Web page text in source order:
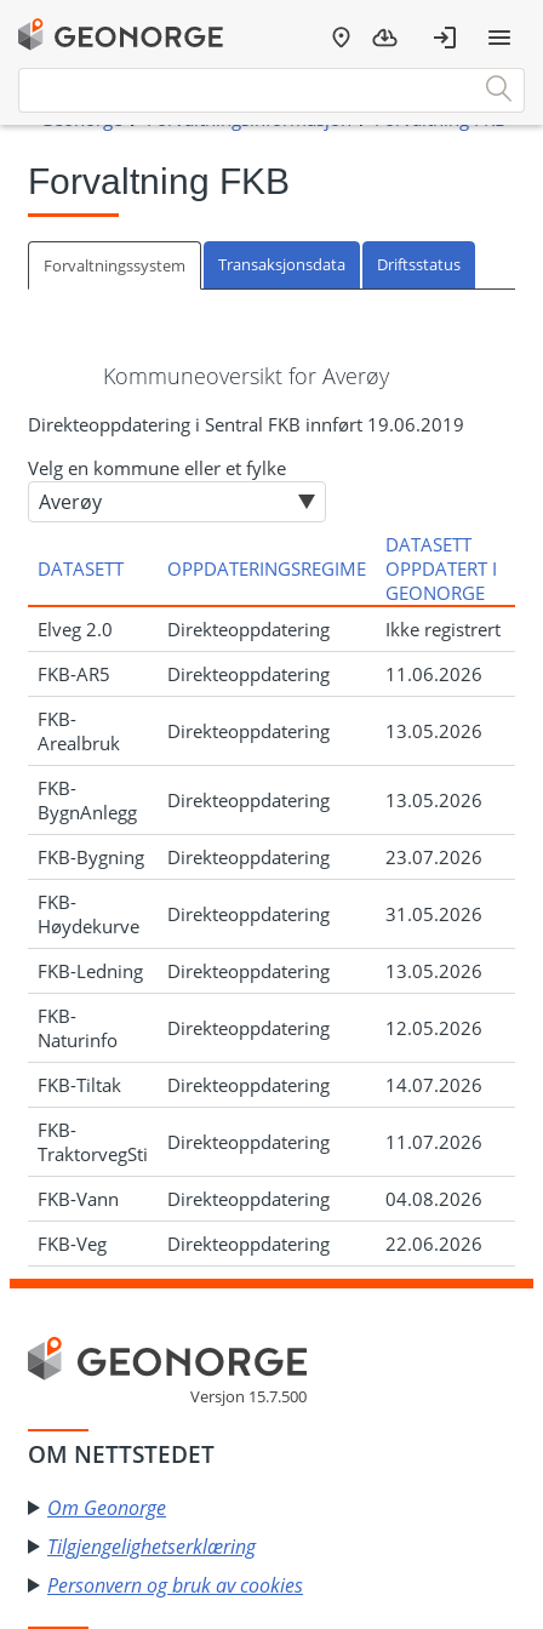
Forvaltning FKB
Forvaltningssystem Transaksjonsdata Driftsstatus
Kommuneoversikt for Averøy
Direkteoppdatering i Sentral FKB innført 19.06.2019
Velg en kommune eller et fylke
DATASETT OPPDATERINGSREGIME
DATASETT
OPPDATERT I
GEONORGE
Elveg 2.0
Direkteoppdatering
Ikke registrert
FKB-AR5
Direkteoppdatering
11.06.2026
FKB-
Arealbruk
Direkteoppdatering 13.05.2026
FKB-
BygnAnlegg
Direkteoppdatering 13.05.2026
FKB-Bygning Direkteoppdatering
23.07.2026
FKB-
Høydekurve
Direkteoppdatering 31.05.2026
FKB-Ledning Direkteoppdatering
13.05.2026
FKB-
Naturinfo
Direkteoppdatering 12.05.2026
FKB-Tiltak Direkteoppdatering
14.07.2026
FKB-
TraktorvegSti
Direkteoppdatering 11.07.2026
FKB-Vann Direkteoppdatering
04.08.2026
FKB-Veg
Direkteoppdatering 22.06.2026